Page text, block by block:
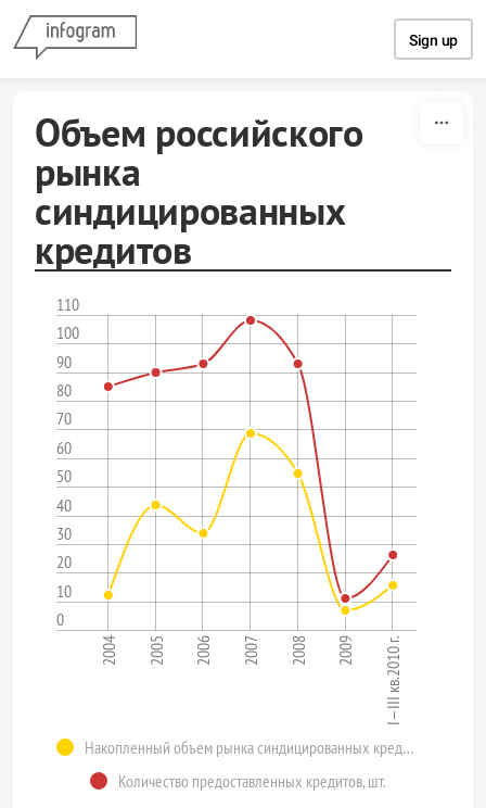
Sign up
Объем российского
рынка
синдицированных
кредитов
0
10
20
30
40
50
60
70
80
90
100
110
2004 2005 2006 2007 2008 2009 I—III кв.2010 г.
Накопленный объем рынка синдицированных кредитов, млрд $
Количество предоставленных кредитов, шт.